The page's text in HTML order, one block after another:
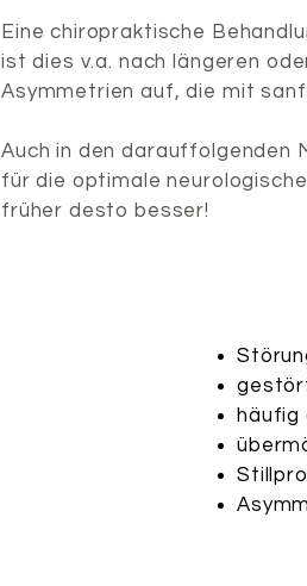
Eine chiropraktische
ist dies v.a. nach längeren
Asymmetrien auf, die mit
Auch in den darauffolgenden
für die optimale
früher desto besser!
häufig